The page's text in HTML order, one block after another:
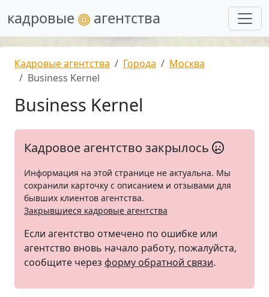
кадровые агентства
Кадровые агентства Города
Москва
Business Kernel
Business Kernel
Кадровое агентство закрылось
Информация на этой странице не актуальна. Мы
сохранили карточку с описанием и отзывами для
бывших клиентов агентства.
Закрывшиеся кадровые агентства
Если агентство отмечено по ошибке или
агентство вновь начало работу, пожалуйста,
сообщите через форму обратной связи.